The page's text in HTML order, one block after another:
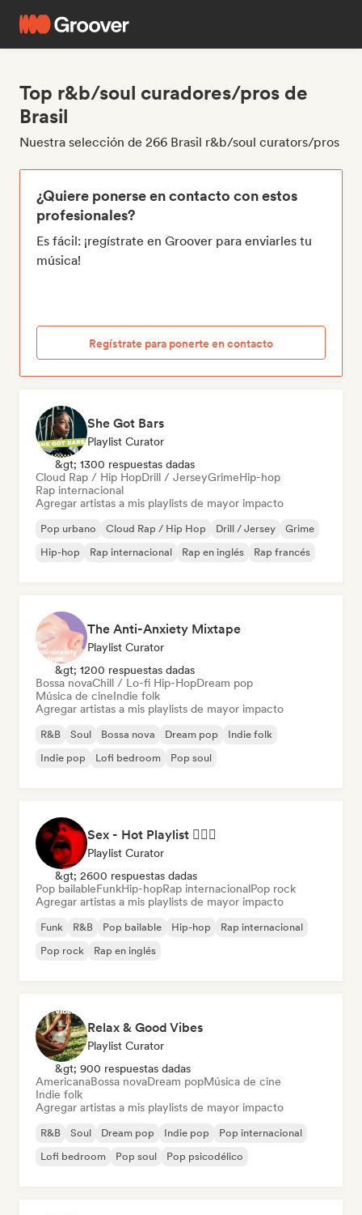
Top r&b/soul curadores/pros de
Brasil
Nuestra selección de 266 Brasil r&b/soul curators/pros
¿Quiere ponerse en contacto con estos
profesionales?
Es fácil: ¡regístrate en Groover para enviarles tu
música!
Regístrate para ponerte en contacto
She Got Bars
Playlist Curator
&gt; 1300 respuestas dadas
Cloud Rap / Hip HopDrill / JerseyGrimeHip-hop
Rap internacional
Agregar artistas a mis playlists de mayor impacto
Pop urbano Cloud Rap / Hip Hop Drill / Jersey
Grime
Hip-hop
Rap internacional Rap en inglés Rap francés
The Anti-Anxiety Mixtape
Playlist Curator
&gt; 1200 respuestas dadas
Bossa novaChill / Lo-fi Hip-HopDream pop
Música de cineIndie folk
Agregar artistas a mis playlists de mayor impacto
R&B Soul Bossa nova Dream pop
Indie folk
Indie pop
Lofi bedroom Pop soul
Sex - Hot Playlist ❤️‍🔥🔞
Playlist Curator
&gt; 2600 respuestas dadas
Pop bailableFunkHip-hopRap internacionalPop rock
Agregar artistas a mis playlists de mayor impacto
Funk R&B Pop bailable Hip-hop
Rap internacional
Pop rock
Rap en inglés
Relax & Good Vibes
Playlist Curator
&gt; 900 respuestas dadas
AmericanaBossa novaDream popMúsica de cine
Indie folk
Agregar artistas a mis playlists de mayor impacto
R&B Soul Dream pop Indie pop
Pop internacional
Lofi bedroom
Pop soul Pop psicodélico